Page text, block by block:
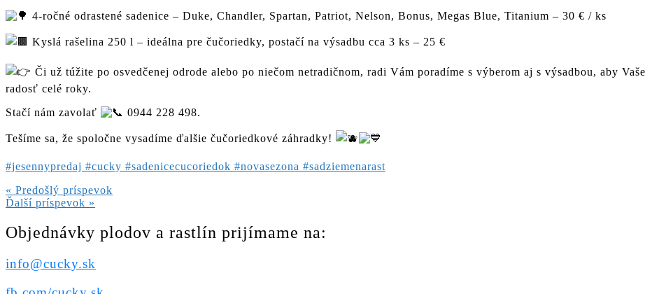
4-ročné odrastené sadenice – Duke, Chandler, Spartan, Patriot, Nelson, Bonus, Megas Blue, Titanium – 30 € / ks
Kyslá rašelina 250 l – ideálna pre čučoriedky, postačí na výsadbu cca 3 ks – 25 €
Či už túžite po osvedčenej odrode alebo po niečom netradičnom, radi Vám poradíme s výberom aj s výsadbou, aby
radosť celé roky.
Stačí nám zavolať
0944 228 498.
Tešíme sa, že spoločne vysadíme ďalšie čučoriedkové záhradky!
#jesennypredaj #cucky #sadenicecucoriedok #novasezona #sadziemenarast
Navigácia
v
článku
« Predošlý príspevok
Ďalší príspevok »
Objednávky plodov a rastlín prijímame na:
info@cucky.sk